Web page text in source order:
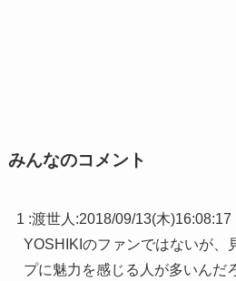
みんなのコメント
1 :渡世人 :2018/09/13(木)16:08:17
YOSHIKIのファンではないが、
プに魅力を感じる人が多いんだ